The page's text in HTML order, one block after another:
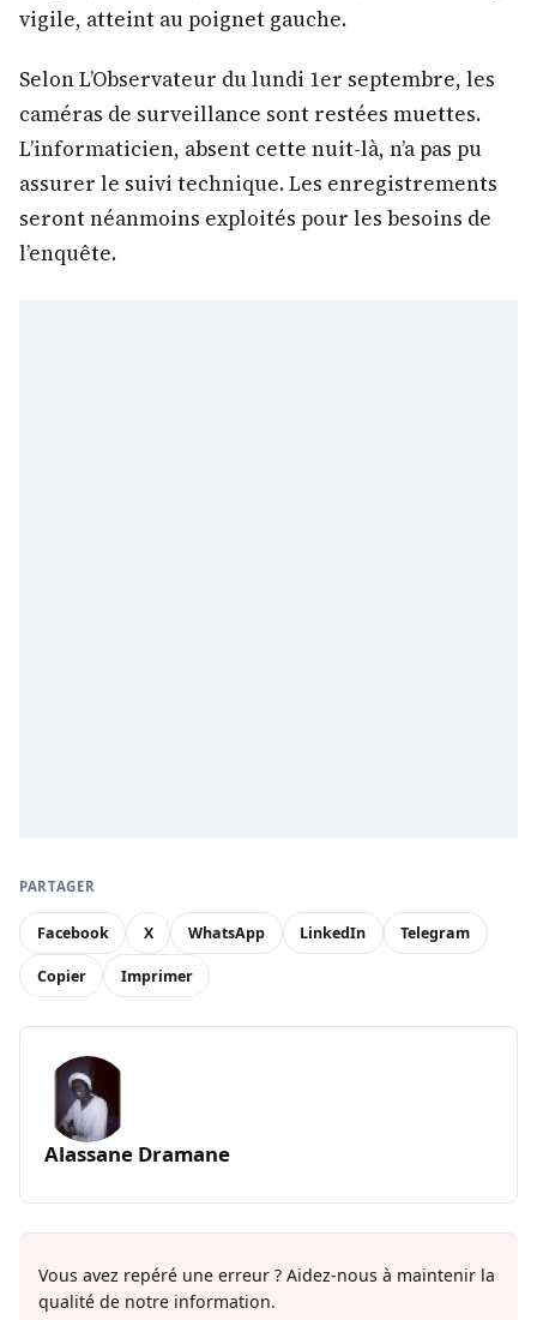
vigile, atteint au poignet gauche.
Selon L’Observateur du lundi 1er septembre, les
caméras de surveillance sont restées muettes.
L’informaticien, absent cette nuit-là, n’a pas pu
assurer le suivi technique. Les enregistrements
seront néanmoins exploités pour les besoins de
l’enquête.
PARTAGER
Facebook X WhatsApp LinkedIn Telegram
Copier Imprimer
Alassane Dramane
Vous avez repéré une erreur ? Aidez-nous à maintenir la
qualité de notre information.